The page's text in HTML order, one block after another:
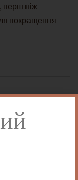
перш ніж
покращення